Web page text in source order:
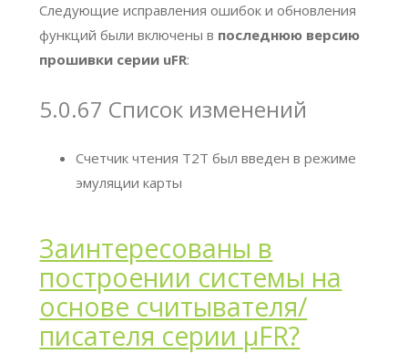
Следующие исправления ошибок и обновления
функций были включены в последнюю версию
прошивки серии uFR:
5.0.67 Список изменений
Счетчик чтения T2T был введен в режиме
эмуляции карты
Заинтересованы в
построении системы на
основе считывателя/
писателя серии μFR?